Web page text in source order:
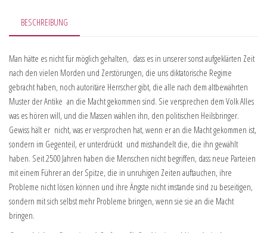
BESCHREIBUNG
Man hätte es nicht für möglich gehalten, dass es in unserer sonst aufgeklärten Zeit
nach den vielen Morden und Zerstörungen, die uns diktatorische Regime
gebracht haben, noch autoritäre Herrscher gibt, die alle nach dem altbewährten
Muster der Antike an die Macht gekommen sind. Sie versprechen dem Volk Alles
was es hören will, und die Massen wählen ihn, den politischen Heilsbringer.
Gewiss hält er nicht, was er versprochen hat, wenn er an die Macht gekommen ist,
sondern im Gegenteil, er unterdrückt und misshandelt die, die ihn gewählt
haben. Seit 2500 Jahren haben die Menschen nicht begriffen, dass neue Parteien
mit einem Führer an der Spitze, die in unruhigen Zeiten auftauchen, ihre
Probleme nicht lösen können und ihre Ängste nicht imstande sind zu beseitigen,
sondern mit sich selbst mehr Probleme bringen, wenn sie sie an die Macht
bringen.